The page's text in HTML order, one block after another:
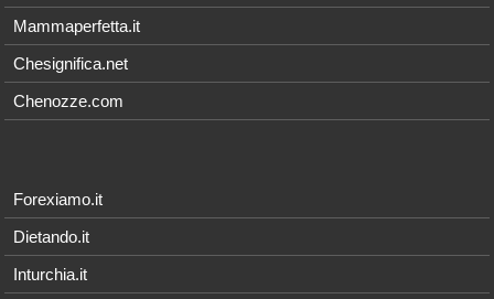
Mammaperfetta.it
Chesignifica.net
Chenozze.com
Forexiamo.it
Dietando.it
Inturchia.it